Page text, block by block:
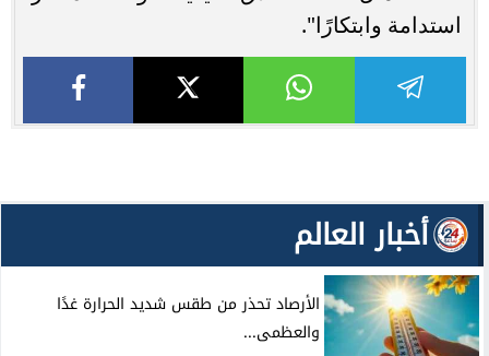
استدامة وابتكارًا".
أخبار العالم
الأرصاد تحذر من طقس شديد الحرارة غدًا
والعظمى...